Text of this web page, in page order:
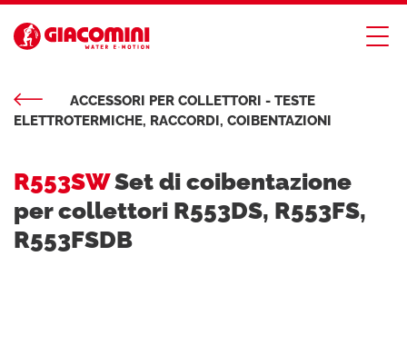
ACCESSORI PER COLLETTORI - TESTE
ELETTROTERMICHE, RACCORDI, COIBENTAZIONI
R553SWSet di coibentazione
per collettori R553DS, R553FS,
R553FSDB